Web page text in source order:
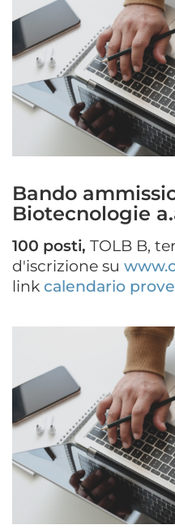
Bando
Biotecnologie
100 posti, TOLB B,
d'iscrizione su
link calendario prove